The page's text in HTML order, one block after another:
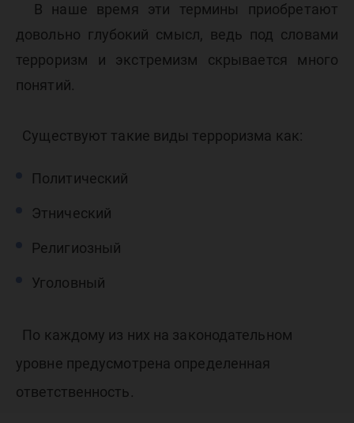
В наше время эти термины приобретают
довольно глубокий смысл, ведь под словами
терроризм и экстремизм скрывается много
понятий.
Существуют такие виды терроризма как:
Политический
Этнический
Религиозный
Уголовный
По каждому из них на законодательном
уровне предусмотрена определенная
ответственность.